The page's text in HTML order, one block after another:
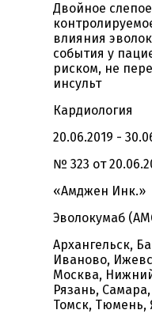
Двойное
влияния
события у
риском, не
инсульт
Кардиология
20.06.2019 -
№ 323 от
«Амджен Инк.»
Эволокумаб
Архангельск,
Иваново,
Москва,
Рязань,
Томск, Тюмень,